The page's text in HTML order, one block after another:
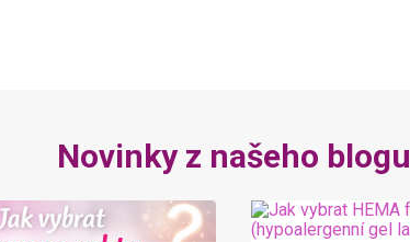
Novinky z našeho blogu